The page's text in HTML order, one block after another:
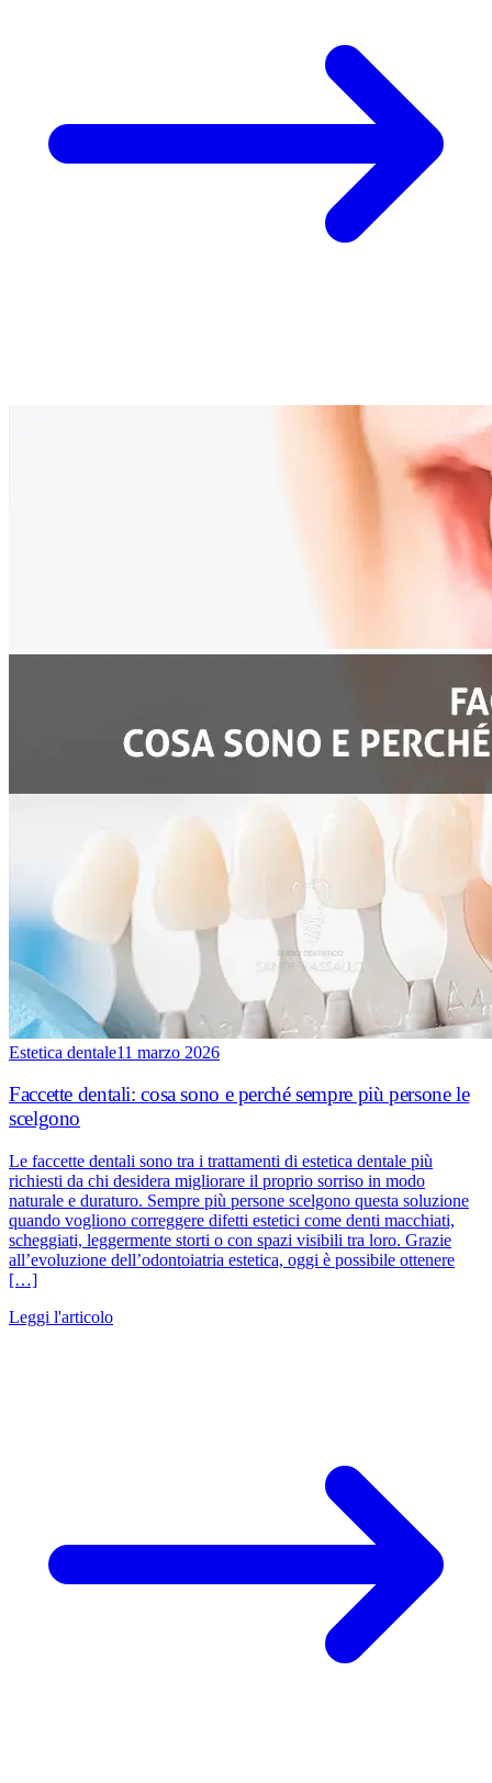
Estetica dentale11 marzo 2026
Faccette dentali: cosa sono e perché sempre più persone le
scelgono
Le faccette dentali sono tra i trattamenti di estetica dentale più
richiesti da chi desidera migliorare il proprio sorriso in modo
naturale e duraturo. Sempre più persone scelgono questa soluzione
quando vogliono correggere difetti estetici come denti macchiati,
scheggiati, leggermente storti o con spazi visibili tra loro. Grazie
all’evoluzione dell’odontoiatria estetica, oggi è possibile ottenere
[…]
Leggi l'articolo